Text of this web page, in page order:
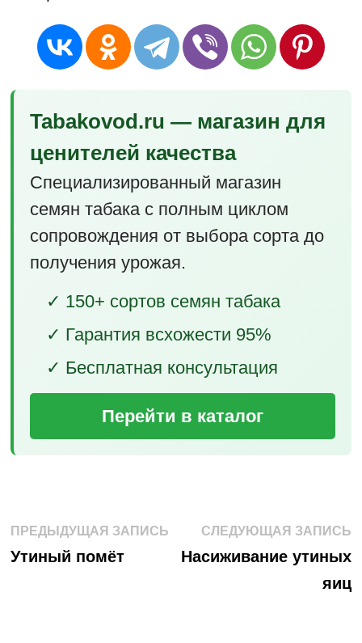
Tabakovod.ru — магазин для
ценителей качества
Специализированный магазин
семян табака с полным циклом
сопровождения от выбора сорта до
получения урожая.
✓ 150+ сортов семян табака
✓ Гарантия всхожести 95%
✓ Бесплатная консультация
Перейти в каталог
Навигация
по
ПРЕДЫДУЩАЯ ЗАПИСЬПредыдущая
запись:
Утиный помёт
СЛЕДУЮЩАЯ ЗАПИСЬ
Насиживание утиных
яиц